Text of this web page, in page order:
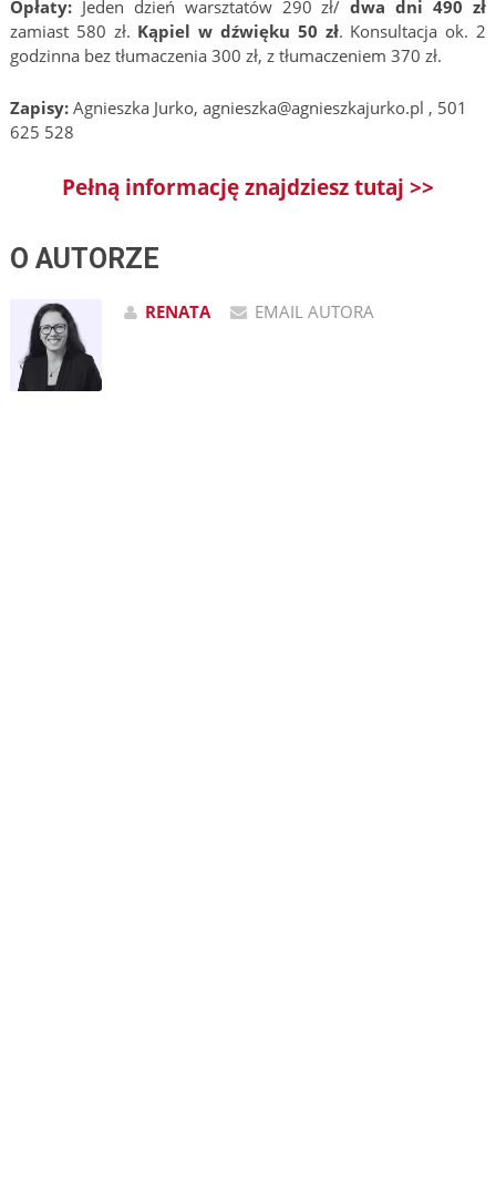
Opłaty:Jeden dzień warsztatów 290 zł/dwa dni 490 zł
zamiast 580 zł. Kąpiel w dźwięku 50 zł. Konsultacja ok. 2
godzinna bez tłumaczenia 300 zł, z tłumaczeniem 370 zł.
Zapisy:Agnieszka Jurko, agnieszka@agnieszkajurko.pl , 501
625 528
Pełną informację znajdziesz tutaj >>
O AUTORZE
RENATA EMAIL AUTORA